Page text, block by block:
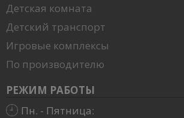
Детская комната
Детский транспорт
Игровые комплексы
По производителю
РЕЖИМ РАБОТЫ
Пн. - Пятница: